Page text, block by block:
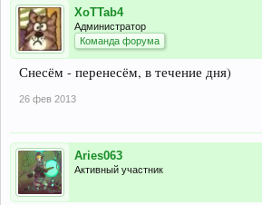
XoTTab4
Администратор
Команда форума
Снесём - перенесём, в течение дня)
26 фев 2013
Aries063
Активный участник